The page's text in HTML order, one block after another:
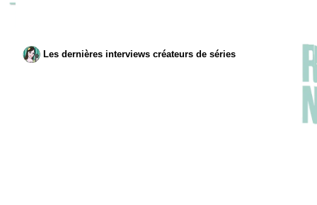
Les dernières interviews créateurs de séries